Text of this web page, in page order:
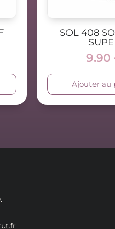
SOL 408
9.90
Ajouter au